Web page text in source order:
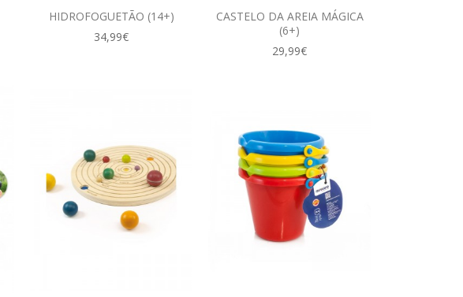
HIDROFOGUETÃO (14+)
34,99€
CASTELO DA AREIA MÁGICA
(6+)
29,99€